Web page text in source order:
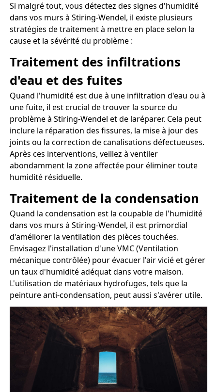
Si malgré tout, vous détectez des signes d'humidité
dans vos murs à Stiring-Wendel, il existe plusieurs
stratégies de traitement à mettre en place selon la
cause et la sévérité du problème :
Traitement des infiltrations
d'eau et des fuites
Quand l'humidité est due à une infiltration d'eau ou à
une fuite, il est crucial de trouver la source du
problème à Stiring-Wendel et de laréparer. Cela peut
inclure la réparation des fissures, la mise à jour des
joints ou la correction de canalisations défectueuses.
Après ces interventions, veillez à ventiler
abondamment la zone affectée pour éliminer toute
humidité résiduelle.
Traitement de la condensation
Quand la condensation est la coupable de l'humidité
dans vos murs à Stiring-Wendel, il est primordial
d'améliorer la ventilation des pièces touchées.
Envisagez l'installation d'une VMC (Ventilation
mécanique contrôlée) pour évacuer l'air vicié et gérer
un taux d'humidité adéquat dans votre maison.
L'utilisation de matériaux hydrofuges, tels que la
peinture anti-condensation, peut aussi s'avérer utile.